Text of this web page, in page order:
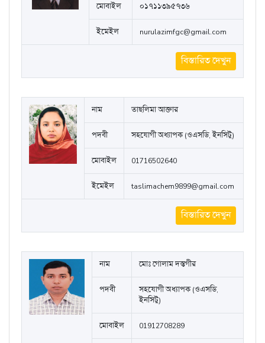
মোবাইল ০১৭১১৩৯৫৭৩৬
ইমেইল nurulazimfgc@gmail.com
বিস্তারিত দেখুন
নাম তাছলিমা আক্তার
পদবী সহযোগী অধ্যাপক (ওএসডি, ইনসিটু)
মোবাইল 01716502640
ইমেইল taslimachem9899@gmail.com
বিস্তারিত দেখুন
নাম মোঃ গোলাম দস্তগীর
পদবী
সহযোগী অধ্যাপক (ওএসডি,
ইনসিটু)
মোবাইল 01912708289